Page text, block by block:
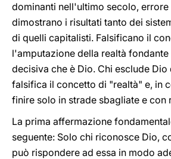
dominanti nell'ultimo secolo,
dimostrano i risultati tanto dei
di quelli capitalisti. Falsificano il
l'amputazione della realtà fondante
decisiva che è Dio. Chi esclude
falsifica il concetto di "realtà" e, in
finire solo in strade sbagliate e con
La prima affermazione
seguente: Solo chi riconosce Dio,
può rispondere ad essa in modo